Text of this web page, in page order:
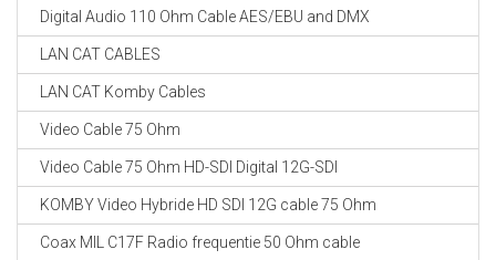
Digital Audio 110 Ohm Cable AES/EBU and DMX
LAN CAT CABLES
LAN CAT Komby Cables
Video Cable 75 Ohm
Video Cable 75 Ohm HD-SDI Digital 12G-SDI
KOMBY Video Hybride HD SDI 12G cable 75 Ohm
Coax MIL C17F Radio frequentie 50 Ohm cable